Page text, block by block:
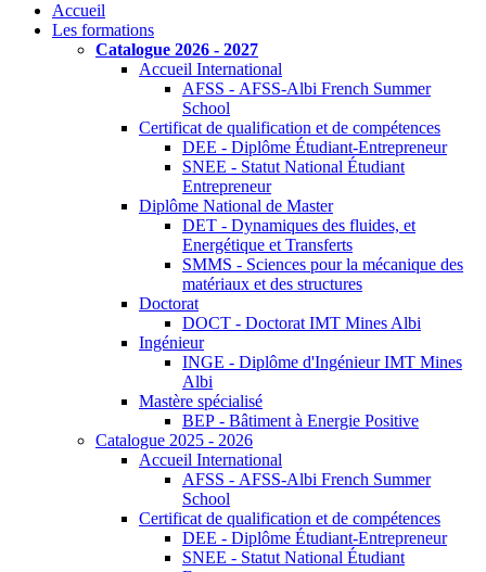
Accueil
Les formations
Catalogue 2026 - 2027
Accueil International
AFSS - AFSS-Albi French Summer
School
Certificat de qualification et de compétences
DEE - Diplôme Étudiant-Entrepreneur
SNEE - Statut National Étudiant
Entrepreneur
Diplôme National de Master
DET - Dynamiques des fluides, et
Energétique et Transferts
SMMS - Sciences pour la mécanique des
matériaux et des structures
Doctorat
DOCT - Doctorat IMT Mines Albi
Ingénieur
INGE - Diplôme d'Ingénieur IMT Mines
Albi
Mastère spécialisé
BEP - Bâtiment à Energie Positive
Catalogue 2025 - 2026
Accueil International
AFSS - AFSS-Albi French Summer
School
Certificat de qualification et de compétences
DEE - Diplôme Étudiant-Entrepreneur
SNEE - Statut National Étudiant